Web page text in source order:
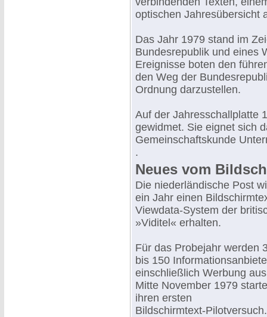
optischen Jahresübersicht
Das Jahr 1979 stand im
Bundesrepublik und eines
Ereignisse boten den
den Weg der
Ordnung darzustellen.
Auf der Jahresschallplatte
gewidmet. Sie eignet sich
Gemeinschaftskunde
.
Neues vom
Die niederländische Post
ein Jahr einen
Viewdata-System der
»Viditel« erhalten.
Für das Probejahr werden
bis 150
einschließlich Werbung
Mitte November 1979
ihren ersten
Bildschirmtext-Pilotversuch.